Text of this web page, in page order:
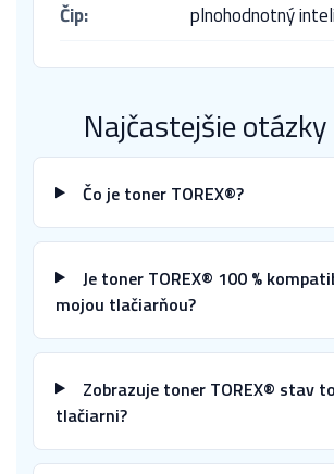
Čip:
plnohodnotný
Najčastejšie otázky
Čo je toner TOREX®?
Je toner TOREX® 100 %
mojou tlačiarňou?
Zobrazuje toner TOREX® stav
tlačiarni?